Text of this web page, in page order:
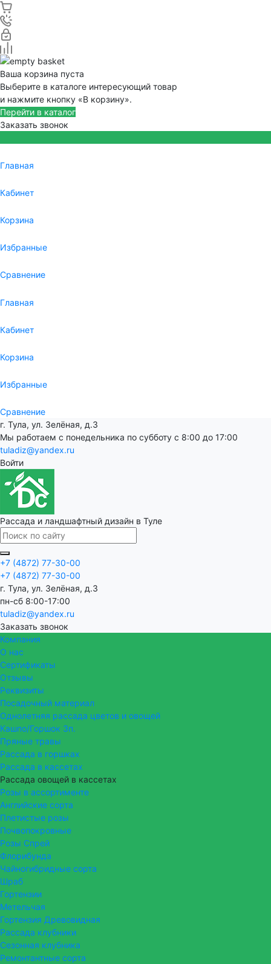
Ваша корзина пуста
Выберите в каталоге интересующий товар
и нажмите кнопку «В корзину».
Перейти в каталог
Заказать звонок
Главная
Кабинет
Корзина
Избранные
Сравнение
Главная
Кабинет
Корзина
Избранные
Сравнение
г. Тула, ул. Зелёная, д.3
Мы работаем с понедельника по субботу с 8:00 до 17:00
tuladiz@yandex.ru
Войти
Рассада и ландшафтный дизайн в Туле
+7 (4872) 77-30-00
+7 (4872) 77-30-00
г. Тула, ул. Зелёная, д.3
пн-сб 8:00-17:00
tuladiz@yandex.ru
Заказать звонок
Компания
О нас
Сертификаты
Отзывы
Реквизиты
Посадочный материал
Однолетняя рассада цветов и овощей
Кашпо/Горшок 3п.
Пряные травы
Рассада в горшках
Рассада в кассетах
Рассада овощей в кассетах
Розы в ассортименте
Английские сорта
Плетистые розы
Почвопокровные
Розы Спрей
Флорибунда
Чайногибридные сорта
Шраб
Гортензии
Метельчая
Гортензия Древовидная
Рассада клубники
Сезонная клубника
Ремонтантные сорта